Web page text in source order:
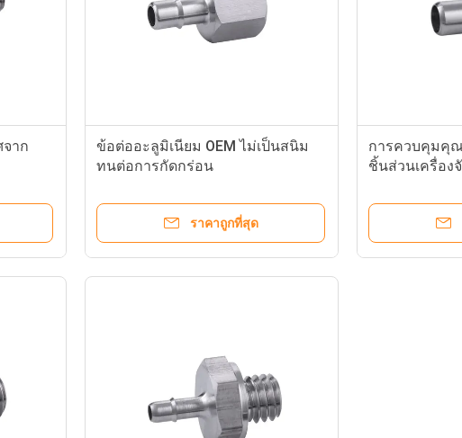
าก
ข้อต่ออะลูมิเนียม OEM ไม่เป็นสนิม
ทนต่อการกัดกร่อน
ราคาถูกที่สุด
การควบคุมคุ
ชิ้นส่วนเครื่อง